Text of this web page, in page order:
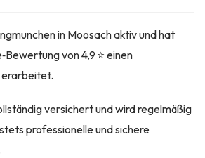
in Moosach aktiv und hat
von 4,9 ⭐ einen
versichert und wird regelmäßig
professionelle und sichere